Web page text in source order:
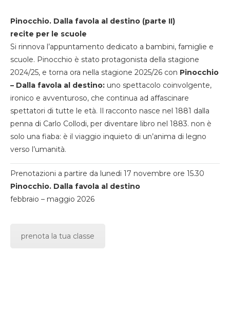
Pinocchio. Dalla favola al destino (parte II)
recite per le scuole
Si rinnova l’appuntamento dedicato a bambini, famiglie e
scuole. Pinocchio è stato protagonista della stagione
2024/25, e torna ora nella stagione 2025/26 con Pinocchio
– Dalla favola al destino: uno spettacolo coinvolgente,
ironico e avventuroso, che continua ad affascinare
spettatori di tutte le età. Il racconto nasce nel 1881 dalla
penna di Carlo Collodi, per diventare libro nel 1883. non è
solo una fiaba: è il viaggio inquieto di un’anima di legno
verso l’umanità.
Prenotazioni a partire da lunedi 17 novembre ore 15.30
Pinocchio. Dalla favola al destino
febbraio – maggio 2026
prenota la tua classe